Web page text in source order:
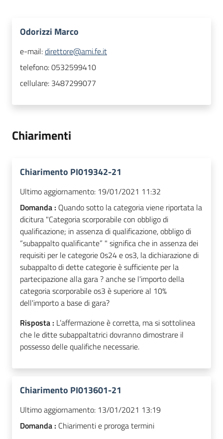
Odorizzi Marco
e-mail:direttore@ami.fe.it
telefono:0532599410
cellulare: 3487299077
Chiarimenti
Chiarimento PI019342-21
Ultimo aggiornamento: 19/01/2021 11:32
Domanda : Quando sotto la categoria viene riportata la
dicitura "Categoria scorporabile con obbligo di
qualificazione; in assenza di qualificazione, obbligo di
“subappalto qualificante” " significa che in assenza dei
requisiti per le categorie 0s24 e os3, la dichiarazione di
subappalto di dette categorie è sufficiente per la
partecipazione alla gara ? anche se l'importo della
categoria scorporabile os3 è superiore al 10%
dell'importo a base di gara?
Risposta : L’affermazione è corretta, ma si sottolinea
che le ditte subappaltatrici dovranno dimostrare il
possesso delle qualifiche necessarie.
Chiarimento PI013601-21
Ultimo aggiornamento: 13/01/2021 13:19
Domanda : Chiarimenti e proroga termini